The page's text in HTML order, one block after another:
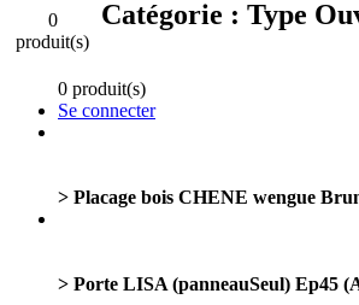
0
produit(s)
Catégorie : Type
0 produit(s)
Se connecter
> Placage bois CHENE wengue
> Porte LISA (panneauSeul) Ep45